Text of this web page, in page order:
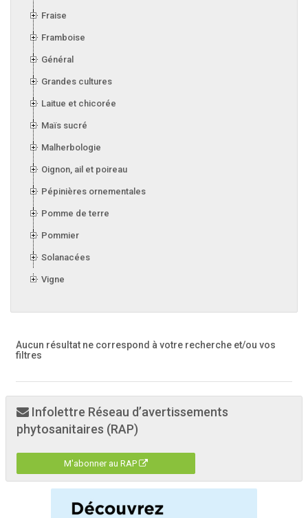
Fraise
Framboise
Général
Grandes cultures
Laitue et chicorée
Maïs sucré
Malherbologie
Oignon, ail et poireau
Pépinières ornementales
Pomme de terre
Pommier
Solanacées
Vigne
Aucun résultat ne correspond à votre recherche et/ou vos
filtres
Infolettre Réseau d’avertissements
phytosanitaires (RAP)
M'abonner au RAP